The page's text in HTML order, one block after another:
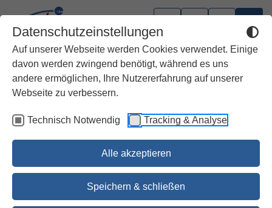
Datenschutzeinstellungen
Auf unserer Webseite werden Cookies verwendet. Einige
davon werden zwingend benötigt, während es uns
andere ermöglichen, Ihre Nutzererfahrung auf unserer
Webseite zu verbessern.
Technisch Notwendig Tracking & Analyse
Alle akzeptieren
Speichern & schließen